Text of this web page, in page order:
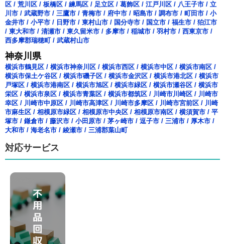
区 / 荒川区 / 板橋区 / 練馬区 / 足立区 / 葛飾区 / 江戸川区 / 八王子市 / 立
川市 / 武蔵野市 / 三鷹市 / 青梅市 / 府中市 / 昭島市 / 調布市 / 町田市 / 小
金井市 / 小平市 / 日野市 / 東村山市 / 国分寺市 / 国立市 / 福生市 / 狛江市
/ 東大和市 / 清瀬市 / 東久留米市 / 多摩市 / 稲城市 / 羽村市 / 西東京市 /
西多摩郡瑞穂町/ 武蔵村山市
神奈川県
横浜市鶴見区 / 横浜市神奈川区 / 横浜市西区 / 横浜市中区 / 横浜市南区 /
横浜市保土ケ谷区 / 横浜市磯子区 / 横浜市金沢区 / 横浜市港北区 / 横浜市
戸塚区 / 横浜市港南区 / 横浜市旭区 / 横浜市緑区 / 横浜市瀬谷区 / 横浜市
栄区 / 横浜市泉区 / 横浜市青葉区 / 横浜市都筑区 / 川崎市川崎区 / 川崎市
幸区 / 川崎市中原区 / 川崎市高津区 / 川崎市多摩区 / 川崎市宮前区 / 川崎
市麻生区 / 相模原市緑区 / 相模原市中央区 / 相模原市南区 / 横須賀市 / 平
塚市 / 鎌倉市 / 藤沢市 / 小田原市 / 茅ヶ崎市 / 逗子市 / 三浦市 / 厚木市 /
大和市 / 海老名市 / 綾瀬市 / 三浦郡葉山町
対応サービス